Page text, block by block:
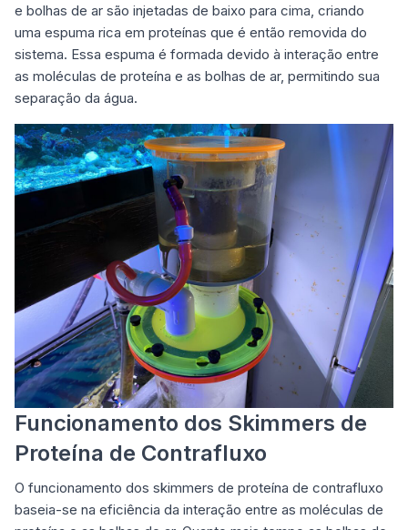
e bolhas de ar são injetadas de baixo para cima, criando
uma espuma rica em proteínas que é então removida do
sistema. Essa espuma é formada devido à interação entre
as moléculas de proteína e as bolhas de ar, permitindo sua
separação da água.
Funcionamento dos Skimmers de
Proteína de Contrafluxo
O funcionamento dos skimmers de proteína de contrafluxo
baseia-se na eficiência da interação entre as moléculas de